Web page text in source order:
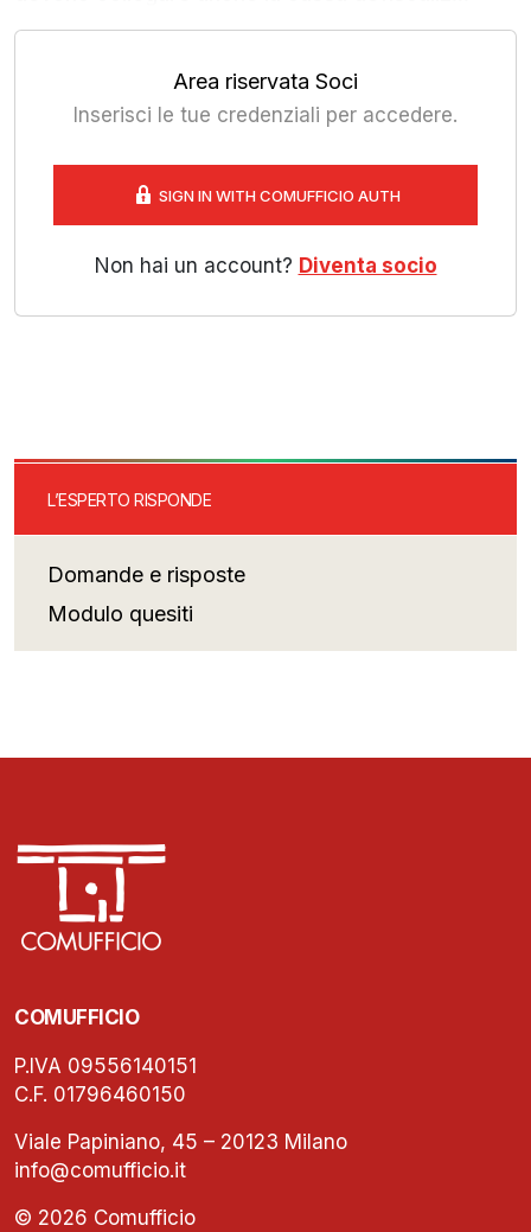
Area riservata Soci
Inserisci le tue credenziali per accedere.
SIGN IN WITH COMUFFICIO AUTH
Non hai un account? Diventa socio
L’ESPERTO RISPONDE
Domande e risposte
Modulo quesiti
COMUFFICIO
P.IVA 09556140151
C.F. 01796460150
Viale Papiniano, 45 – 20123 Milano
info@comufficio.it
© 2026 Comufficio